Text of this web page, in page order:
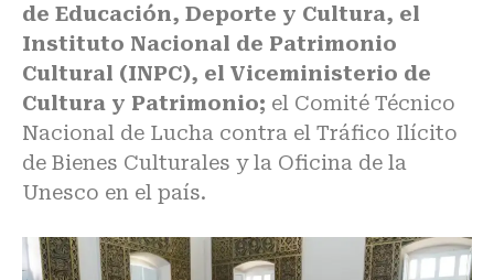
de Educación, Deporte y Cultura, el
Instituto Nacional de Patrimonio
Cultural (INPC), el Viceministerio de
Cultura y Patrimonio; el Comité Técnico
Nacional de Lucha contra el Tráfico Ilícito
de Bienes Culturales y la Oficina de la
Unesco en el país.